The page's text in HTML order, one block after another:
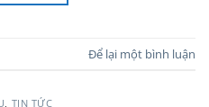
Để lại một bình luận
, TIN TỨC